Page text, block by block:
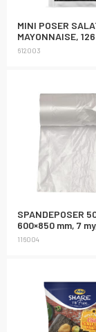
MINI POSER
MAYONNAISE,
612003
SPANDEPOSER
600×850 mm, 7
116004